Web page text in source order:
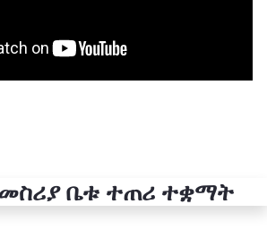
ቤቱ ተጠሪ ተቋማት